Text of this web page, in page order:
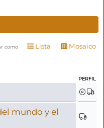
como Lista Mosaico
PERFIL
mundo y el